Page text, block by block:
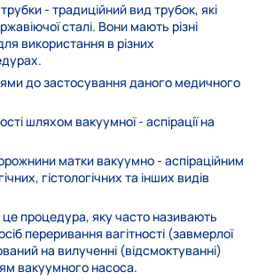
- традиційний вид трубок, які
сталі. Вони мають різні
використання в різних
до застосування даного медичного
шляхом вакуумної - аспірації на
матки вакуумно - аспіраційним
гістологічних та інших видів
це процедура, яку часто називають
переривання вагітності (завмерлої
на вилученні (відсмоктуванні)
вакуумного насоса.